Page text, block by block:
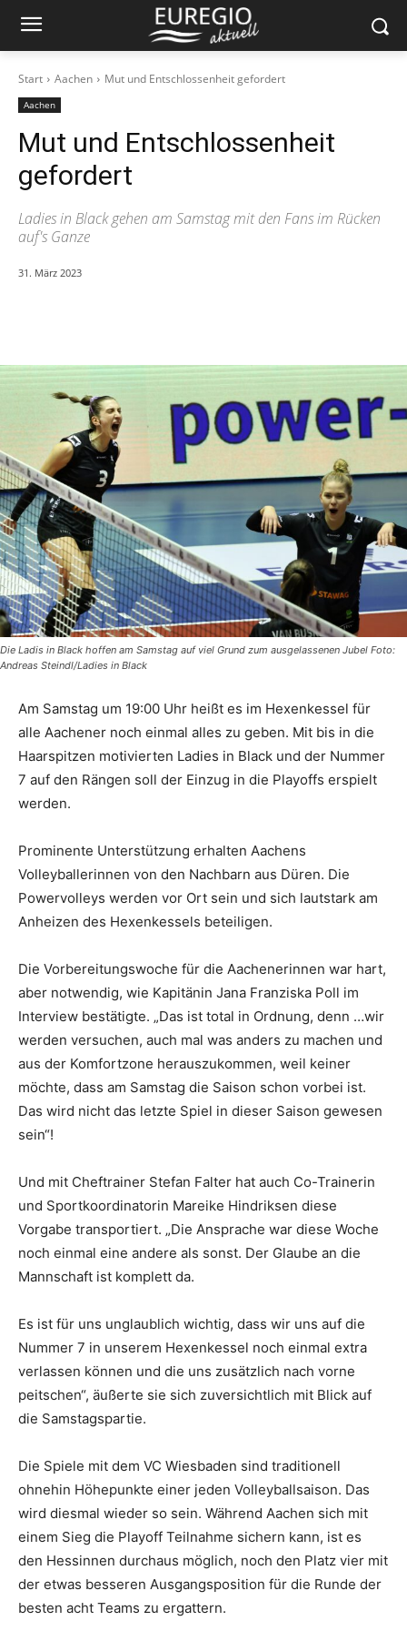
Start Aachen Mut und Entschlossenheit gefordert
Aachen
Mut und Entschlossenheit
gefordert
Ladies in Black gehen am Samstag mit den Fans im Rücken
auf's Ganze
31. März 2023
Die Ladis in Black hoffen am Samstag auf viel Grund zum ausgelassenen Jubel Foto:
Andreas Steindl/Ladies in Black
Am Samstag um 19:00 Uhr heißt es im Hexenkessel für
alle Aachener noch einmal alles zu geben. Mit bis in die
Haarspitzen motivierten Ladies in Black und der Nummer
7 auf den Rängen soll der Einzug in die Playoffs erspielt
werden.
Prominente Unterstützung erhalten Aachens
Volleyballerinnen von den Nachbarn aus Düren. Die
Powervolleys werden vor Ort sein und sich lautstark am
Anheizen des Hexenkessels beteiligen.
Die Vorbereitungswoche für die Aachenerinnen war hart,
aber notwendig, wie Kapitänin Jana Franziska Poll im
Interview bestätigte. „Das ist total in Ordnung, denn …wir
werden versuchen, auch mal was anders zu machen und
aus der Komfortzone herauszukommen, weil keiner
möchte, dass am Samstag die Saison schon vorbei ist.
Das wird nicht das letzte Spiel in dieser Saison gewesen
sein“!
Und mit Cheftrainer Stefan Falter hat auch Co-Trainerin
und Sportkoordinatorin Mareike Hindriksen diese
Vorgabe transportiert. „Die Ansprache war diese Woche
noch einmal eine andere als sonst. Der Glaube an die
Mannschaft ist komplett da.
Es ist für uns unglaublich wichtig, dass wir uns auf die
Nummer 7 in unserem Hexenkessel noch einmal extra
verlassen können und die uns zusätzlich nach vorne
peitschen“, äußerte sie sich zuversichtlich mit Blick auf
die Samstagspartie.
Die Spiele mit dem VC Wiesbaden sind traditionell
ohnehin Höhepunkte einer jeden Volleyballsaison. Das
wird diesmal wieder so sein. Während Aachen sich mit
einem Sieg die Playoff Teilnahme sichern kann, ist es
den Hessinnen durchaus möglich, noch den Platz vier mit
der etwas besseren Ausgangsposition für die Runde der
besten acht Teams zu ergattern.